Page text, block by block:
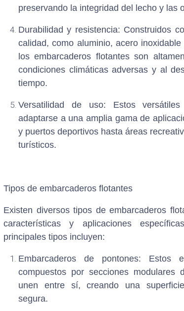
preservando la integridad del lecho y las
Durabilidad y resistencia: Construidos
calidad, como aluminio, acero
los embarcaderos flotantes son
condiciones climáticas adversas y al
tiempo.
Versatilidad de uso: Estos versátiles
adaptarse a una amplia gama de
y puertos deportivos hasta áreas
turísticos.
Tipos de embarcaderos flotantes
Existen diversos tipos de embarcaderos
características y aplicaciones
principales tipos incluyen:
Embarcaderos de pontones: Estos
compuestos por secciones modulares
unen entre sí, creando una
segura.